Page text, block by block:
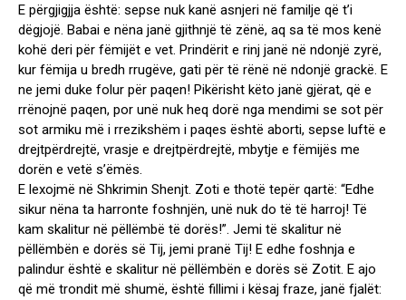
E përgjigjja është: sepse nuk kanë asnjeri në familje që t’i
dëgjojë. Babai e nëna janë gjithnjë të zënë, aq sa të mos kenë
kohë deri për fëmijët e vet. Prindërit e rinj janë në ndonjë zyrë,
kur fëmija u bredh rrugëve, gati për të rënë në ndonjë grackë. E
ne jemi duke folur për paqen! Pikërisht këto janë gjërat, që e
rrënojnë paqen, por unë nuk heq dorë nga mendimi se sot për
sot armiku më i rrezikshëm i paqes është aborti, sepse luftë e
drejtpërdrejtë, vrasje e drejtpërdrejtë, mbytje e fëmijës me
dorën e vetë s’ëmës.
E lexojmë në Shkrimin Shenjt. Zoti e thotë tepër qartë: “Edhe
sikur nëna ta harronte foshnjën, unë nuk do të të harroj! Të
kam skalitur në pëllëmbë të dorës!”. Jemi të skalitur në
pëllëmbën e dorës së Tij, jemi pranë Tij! E edhe foshnja e
palindur është e skalitur në pëllëmbën e dorës së Zotit. E ajo
që më trondit më shumë, është fillimi i kësaj fraze, janë fjalët: